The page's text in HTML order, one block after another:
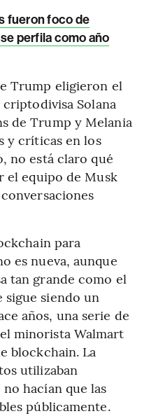
fueron foco de
perfila como año
Trump eligieron el
Solana
de Trump y Melania
y críticas en los
no está claro qué
el equipo de Musk
para
es nueva, aunque
tan grande como el
sigue siendo un
años, una serie de
minorista Walmart
blockchain. La
utilizaban
hacían que las
públicamente.